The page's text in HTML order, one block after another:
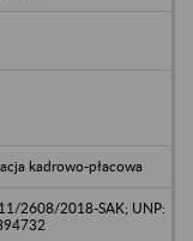
kadrowo-płacowa
2608/2018-SAK; UNP: